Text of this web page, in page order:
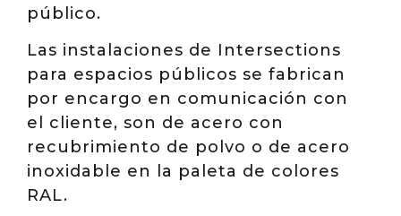
público.
Las instalaciones de Intersections
para espacios públicos se fabrican
por encargo en comunicación con
el cliente, son de acero con
recubrimiento de polvo o de acero
inoxidable en la paleta de colores
RAL.